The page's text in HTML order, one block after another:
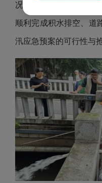
况、汇报抢险进度，各
顺利完成积水排空、道
汛应急预案的可行性与